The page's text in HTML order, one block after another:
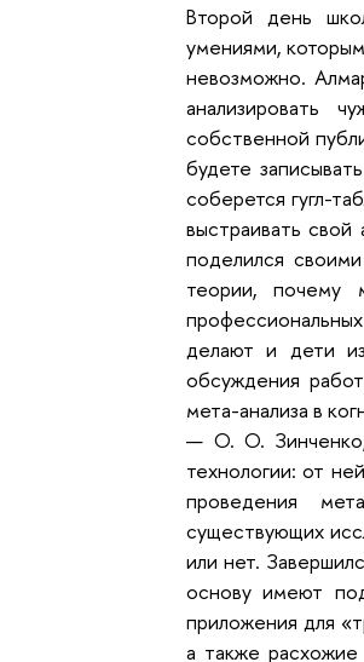
Второй день
умениями,
невозможно.
анализировать
собственной
будете
соберется гугл-
выстраивать
поделился
теории, почему
делают и дети
обсуждения
мета-анализа в
— О. О. Зинченко,
технологии: от
проведения
существующих
или нет.
основу имеют
приложения для
а также